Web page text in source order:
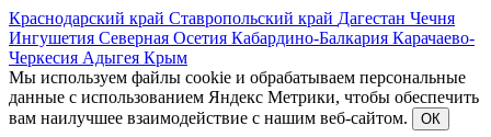
Краснодарский край Ставропольский край Дагестан Чечня
Ингушетия Северная Осетия Кабардино-Балкария Карачаево-
Черкесия Адыгея Крым
Мы используем файлы cookie и обрабатываем персональные
данные с использованием Яндекс Метрики, чтобы обеспечить
вам наилучшее взаимодействие с нашим веб-сайтом.
ОК